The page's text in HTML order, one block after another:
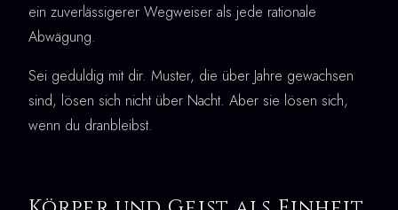
ein zuverlässigerer Wegweiser als jede rationale
Abwägung.
Sei geduldig mit dir. Muster, die über Jahre gewachsen
sind, lösen sich nicht über Nacht. Aber sie lösen sich,
wenn du dranbleibst.